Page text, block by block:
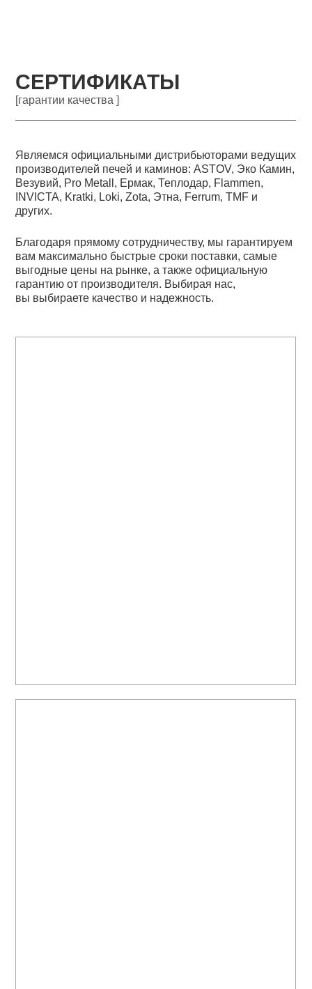
СЕРТИФИКАТЫ
[гарантии качества ]
Являемся официальными дистрибьюторами ведущих
производителей печей и каминов: ASTOV, Эко Камин,
Везувий, Pro Metall, Ермак, Теплодар, Flammen,
INVICTA, Kratki, Loki, Zota, Этна, Ferrum, TMF и
других.
Благодаря прямому сотрудничеству, мы гарантируем
вам максимально быстрые сроки поставки, самые
выгодные цены на рынке, а также официальную
гарантию от производителя. Выбирая нас,
вы выбираете качество и надежность.